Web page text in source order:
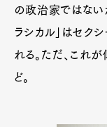
の政治家ではない
ラシカル」はセク
れる。ただ、これ
ど。